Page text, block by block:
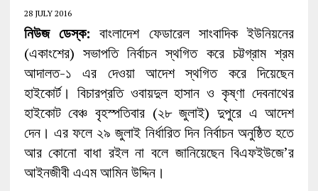
28 JULY 2016
নিউজ ডেস্ক: বাংলাদেশ ফেডারেল সাংবাদিক ইউনিয়নের
(একাংশের) সভাপতি নির্বাচন স্থগিত করে চট্টগ্রাম শ্রম
আদালত-১ এর দেওয়া আদেশ স্থগিত করে দিয়েছেন
হাইকোর্ট। বিচারপ্রতি ওবায়দুল হাসান ও কৃষ্ণা দেবনাথের
হাইকোট বেঞ্চ বৃহস্পতিবার (২৮ জুলাই) দুপুরে এ আদেশ
দেন। এর ফলে ২৯ জুলাই নির্ধারিত দিন নির্বাচন অনুষ্ঠিত হতে
আর কোনো বাধা রইল না বলে জানিয়েছেন বিএফইউজে’র
আইনজীবী এএম আমিন উদ্দিন।